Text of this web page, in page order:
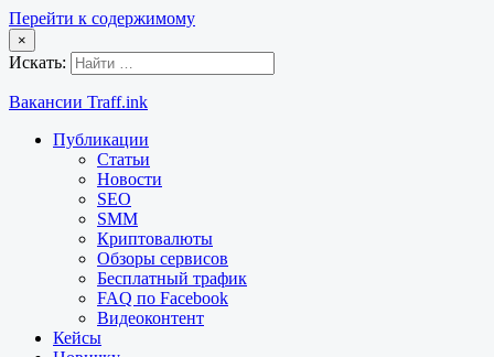
Перейти к содержимому
×
Искать:
Вакансии Traff.ink
Публикации
Статьи
Новости
SEO
SMM
Криптовалюты
Обзоры сервисов
Бесплатный трафик
FAQ по Facebook
Видеоконтент
Кейсы